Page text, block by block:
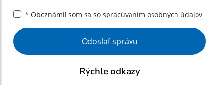
* Oboznámil som sa so spracúvaním osobných údajov
Google reCaptcha Response
Odoslať správu
Rýchle odkazy